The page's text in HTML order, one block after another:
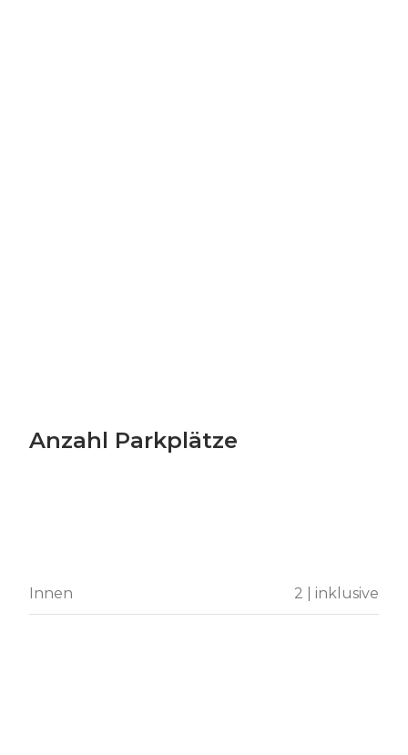
Anzahl Parkplätze
Innen 2 | inklusive